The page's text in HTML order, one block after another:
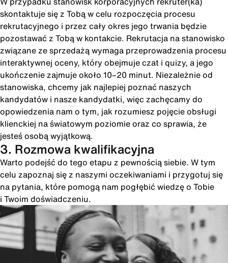
skontaktuje się z Tobą w celu rozpoczęcia procesu
rekrutacyjnego i przez cały okres jego trwania będzie
pozostawać z Tobą w kontakcie. Rekrutacja na stanowisko
związane ze sprzedażą wymaga przeprowadzenia procesu
interaktywnej oceny, który obejmuje czat i quizy, a jego
ukończenie zajmuje około 10–20 minut. Niezależnie od
stanowiska, chcemy jak najlepiej poznać naszych
kandydatów i nasze kandydatki, więc zachęcamy do
opowiedzenia nam o tym, jak rozumiesz pojęcie obsługi
klienckiej na światowym poziomie oraz co sprawia, że
jesteś osobą wyjątkową.
3. Rozmowa kwalifikacyjna
Warto podejść do tego etapu z pewnością siebie. W tym
celu zapoznaj się z naszymi oczekiwaniami i przygotuj się
na pytania, które pomogą nam pogłębić wiedzę o Tobie
i Twoim doświadczeniu.